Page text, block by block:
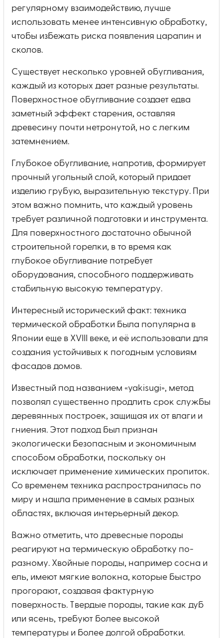
регулярному взаимодействию, лучше
использовать менее интенсивную обработку,
чтобы избежать риска появления царапин и
сколов.
Существует несколько уровней обугливания,
каждый из которых дает разные результаты.
Поверхностное обугливание создает едва
заметный эффект старения, оставляя
древесину почти нетронутой, но с легким
затемнением.
Глубокое обугливание, напротив, формирует
прочный угольный слой, который придает
изделию грубую, выразительную текстуру. При
этом важно помнить, что каждый уровень
требует различной подготовки и инструмента.
Для поверхностного достаточно обычной
строительной горелки, в то время как
глубокое обугливание потребует
оборудования, способного поддерживать
стабильную высокую температуру.
Интересный исторический факт: техника
термической обработки была популярна в
Японии еще в XVIII веке, и её использовали для
создания устойчивых к погодным условиям
фасадов домов.
Известный под названием «yakisugi», метод
позволял существенно продлить срок службы
деревянных построек, защищая их от влаги и
гниения. Этот подход был признан
экологически безопасным и экономичным
способом обработки, поскольку он
исключает применение химических пропиток.
Со временем техника распространилась по
миру и нашла применение в самых разных
областях, включая интерьерный декор.
Важно отметить, что древесные породы
реагируют на термическую обработку по-
разному. Хвойные породы, например сосна и
ель, имеют мягкие волокна, которые быстро
прогорают, создавая фактурную
поверхность. Твердые породы, такие как дуб
или ясень, требуют более высокой
температуры и более долгой обработки.